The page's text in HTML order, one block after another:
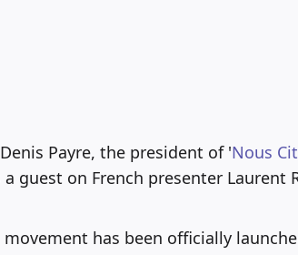
Payre, the president of 'Nous
guest on French presenter Laurent
has been officially